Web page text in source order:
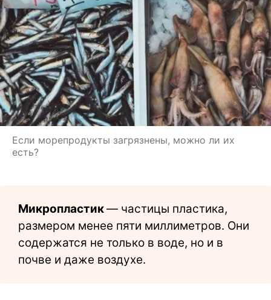
Если морепродукты загрязнены, можно ли их
есть?
Микропластик— частицы пластика,
размером менее пяти миллиметров. Они
содержатся не только в воде, но и в
почве и даже воздухе.